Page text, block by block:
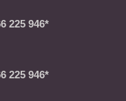
225 946*
225 946*